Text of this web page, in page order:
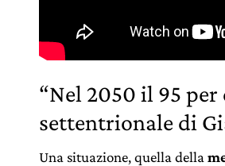
“Nel 2050 il 95
settentrionale di
Una situazione, quella della